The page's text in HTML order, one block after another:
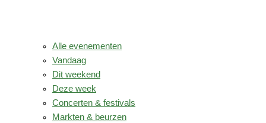
Alle evenementen
Vandaag
Dit weekend
Deze week
Concerten & festivals
Markten & beurzen